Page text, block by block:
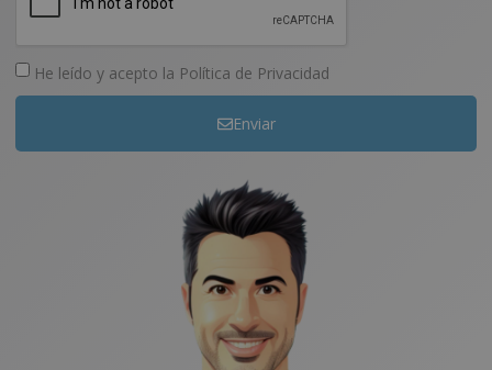
He leído y acepto la Política de Privacidad
Enviar